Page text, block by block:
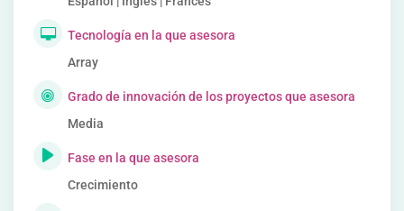
Tecnología en la que asesora
Array
Grado de innovación de los proyectos que asesora
Media
Fase en la que asesora
Crecimiento